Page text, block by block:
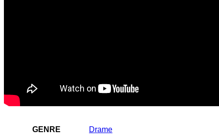
GENRE Drame